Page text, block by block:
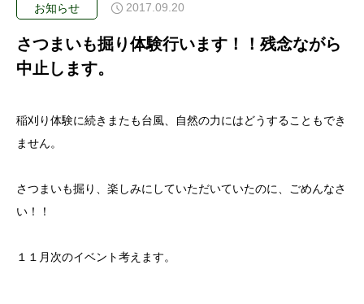
お知らせ 2017.09.20
さつまいも掘り体験行います！！残念ながら
中止します。
稲刈り体験に続きまたも台風、自然の力にはどうすることもでき
ません。
さつまいも掘り、楽しみにしていただいていたのに、ごめんなさ
い！！
１１月次のイベント考えます。